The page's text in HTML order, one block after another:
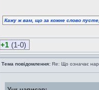
Кажу ж вам, що за кожне слово
+1 (1-0)
Тема повідомлення: Re: Що означає